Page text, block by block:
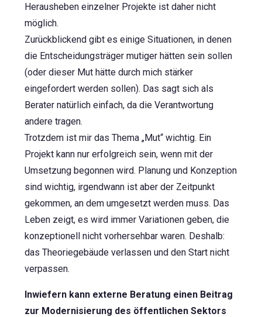
Herausheben einzelner Projekte ist daher nicht
möglich.
Zurückblickend gibt es einige Situationen, in denen
die Entscheidungsträger mutiger hätten sein sollen
(oder dieser Mut hätte durch mich stärker
eingefordert werden sollen). Das sagt sich als
Berater natürlich einfach, da die Verantwortung
andere tragen.
Trotzdem ist mir das Thema „Mut“ wichtig. Ein
Projekt kann nur erfolgreich sein, wenn mit der
Umsetzung begonnen wird. Planung und Konzeption
sind wichtig, irgendwann ist aber der Zeitpunkt
gekommen, an dem umgesetzt werden muss. Das
Leben zeigt, es wird immer Variationen geben, die
konzeptionell nicht vorhersehbar waren. Deshalb:
das Theoriegebäude verlassen und den Start nicht
verpassen.
Inwiefern kann externe Beratung einen Beitrag
zur Modernisierung des öffentlichen Sektors